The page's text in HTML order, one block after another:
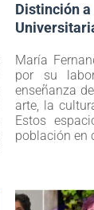
Distinción a
María
por su
enseñanza
arte, la
Estos
población en